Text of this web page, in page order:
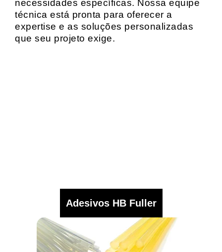
necessidades específicas. Nossa equipe
técnica está pronta para oferecer a
expertise e as soluções personalizadas
que seu projeto exige.
Adesivos HB Fuller